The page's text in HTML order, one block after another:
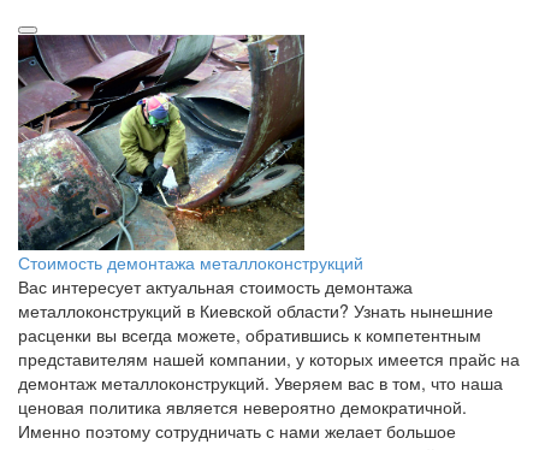
Стоимость демонтажа металлоконструкций
Вас интересует актуальная стоимость демонтажа
металлоконструкций в Киевской области? Узнать нынешние
расценки вы всегда можете, обратившись к компетентным
представителям нашей компании, у которых имеется прайс на
демонтаж металлоконструкций. Уверяем вас в том, что наша
ценовая политика является невероятно демократичной.
Именно поэтому сотрудничать с нами желает большое